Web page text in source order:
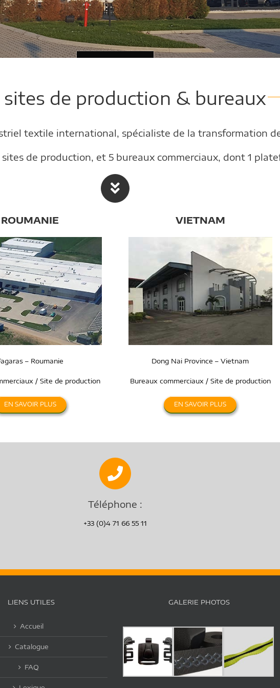
sites de production & bureaux
textile international, spécialiste de la transformation
de production, et 5 bureaux commerciaux, dont 1
ROUMANIE
– Roumanie
/ Site de production
EN SAVOIR PLUS
VIETNAM
Dong Nai Province – Vietnam
Bureaux commerciaux / Site de production
EN SAVOIR PLUS
Téléphone :
+33 (0)4 71 66 55 11
LIENS UTILES
Accueil
Catalogue
FAQ
GALERIE PHOTOS